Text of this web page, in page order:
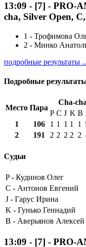
13:09 - [7] - PRO-
cha, Silver Open,
1 - Трофимова
2 - Минко
подробные результаты
Подробные
Место Пара
Cha-
P C J K B
1
106 1 1 1 1 1
2
191 2 2 2 2 2
Судьи
P - Кудинов Олег
C - Антонов Евгений
J - Гарус Ирина
K - Гунько Геннадий
B - Аверьянов Алексей
13:09 - [7] - PRO-